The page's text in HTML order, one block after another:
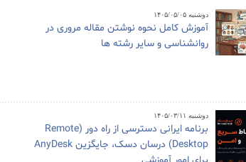
دوشنبه ۱۴۰۵/۰۵/۰۵
آموزش کامل نحوه نوشتن مقاله مروری در
روانشناسی و سایر رشته ها
دوشنبه ۱۴۰۵/۰۳/۱۱
برنامه ایرانی دسترسی از راه دور (Remote
Desktop) درسان دسک، جایگزین AnyDesk